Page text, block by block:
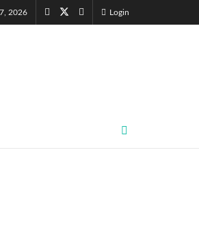
2026 Login